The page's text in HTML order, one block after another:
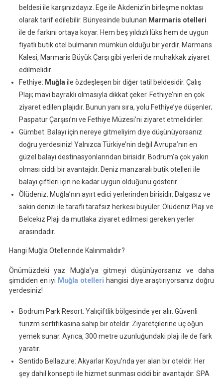
beldesi ile karşınızdayız. Ege ile Akdeniz’in birleşme noktası
olarak tarif edilebilir. Bünyesinde bulunan Marmaris otelleri
ile de farkını ortaya koyar. Hem beş yıldızlı lüks hem de uygun
fiyatlı butik otel bulmanın mümkün olduğu bir yerdir. Marmaris
Kalesi, Marmaris Büyük Çarşı gibi yerleri de muhakkak ziyaret
edilmelidir.
Fethiye: Muğla ile özdeşleşen bir diğer tatil beldesidir. Çalış
Plajı; mavi bayraklı olmasıyla dikkat çeker. Fethiye’nin en çok
ziyaret edilen plajıdır. Bunun yanı sıra, yolu Fethiye’ye düşenler;
Paspatur Çarşısı’nı ve Fethiye Müzesi’ni ziyaret etmelidirler.
Gümbet: Balayı için nereye gitmeliyim diye düşünüyorsanız
doğru yerdesiniz! Yalnızca Türkiye’nin değil Avrupa’nın en
güzel balayı destinasyonlarından birisidir. Bodrum’a çok yakın
olması ciddi bir avantajdır. Deniz manzaralı butik otelleri ile
balayı çiftleri için ne kadar uygun olduğunu gösterir.
Ölüdeniz: Muğla’nın ayırt edici yerlerinden birisidir. Dalgasız ve
sakin denizi ile taraflı tarafsız herkesi büyüler. Ölüdeniz Plajı ve
Belcekız Plajı da mutlaka ziyaret edilmesi gereken yerler
arasındadır.
Hangi Muğla Otellerinde Kalınmalıdır?
Önümüzdeki yaz Muğla’ya gitmeyi düşünüyorsanız ve daha
şimdiden en iyi Muğla otelleri hangisi diye araştırıyorsanız doğru
yerdesiniz!
Bodrum Park Resort: Yalıçiftlik bölgesinde yer alır. Güvenli
turizm sertifikasına sahip bir oteldir. Ziyaretçilerine üç öğün
yemek sunar. Ayrıca, 300 metre uzunluğundaki plajı ile de fark
yaratır.
Sentido Bellazure: Akyarlar Koyu’nda yer alan bir oteldir. Her
şey dahil konsepti ile hizmet sunması ciddi bir avantajdır. SPA